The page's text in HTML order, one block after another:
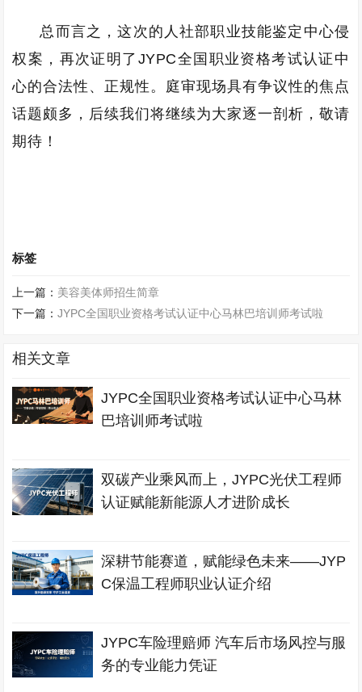
总而言之，这次的人社部职业技能鉴定中心侵
权案，再次证明了JYPC全国职业资格考试认证中
心的合法性、正规性。庭审现场具有争议性的焦点
话题颇多，后续我们将继续为大家逐一剖析，敬请
期待！
标签
上一篇： 美容美体师招生简章
下一篇：JYPC全国职业资格考试认证中心马林巴培训师考试啦
相关文章
JYPC全国职业资格考试认证中心马林
巴培训师考试啦
双碳产业乘风而上，JYPC光伏工程师
认证赋能新能源人才进阶成长
深耕节能赛道，赋能绿色未来——JYP
C保温工程师职业认证介绍
JYPC车险理赔师 汽车后市场风控与服
务的专业能力凭证